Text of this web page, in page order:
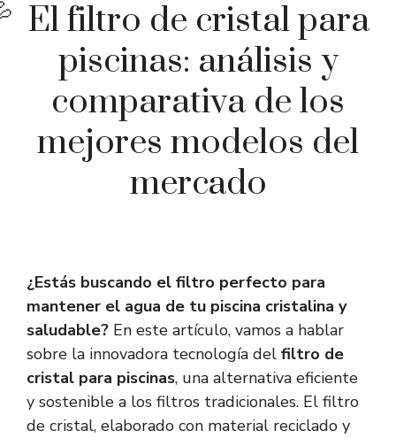
El filtro de cristal para
piscinas: análisis y
comparativa de los
mejores modelos del
mercado
¿Estás buscando el filtro perfecto para
mantener el agua de tu piscina cristalina y
saludable? En este artículo, vamos a hablar
sobre la innovadora tecnología del filtro de
cristal para piscinas, una alternativa eficiente
y sostenible a los filtros tradicionales. El filtro
de cristal, elaborado con material reciclado y